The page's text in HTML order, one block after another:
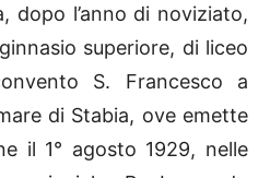
dopo l’anno di noviziato,
superiore, di liceo
S. Francesco a
di Stabia, ove emette
il 1° agosto 1929, nelle